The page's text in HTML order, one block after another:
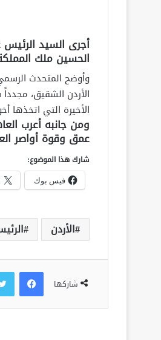
أجرى السيد الرئيس
الحسين ملك
وأوضح المتحدث
الأردن الشقيق،
الأخيرة التي اتخذها
ومن جانبه أعرب
عمق وقوة أواصر
شارك هذا الموضوع:
فيس بوك
الأردن
شاركها
فيسبوك